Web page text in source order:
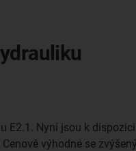
E2.1. Nyní jsou k
výhodné se